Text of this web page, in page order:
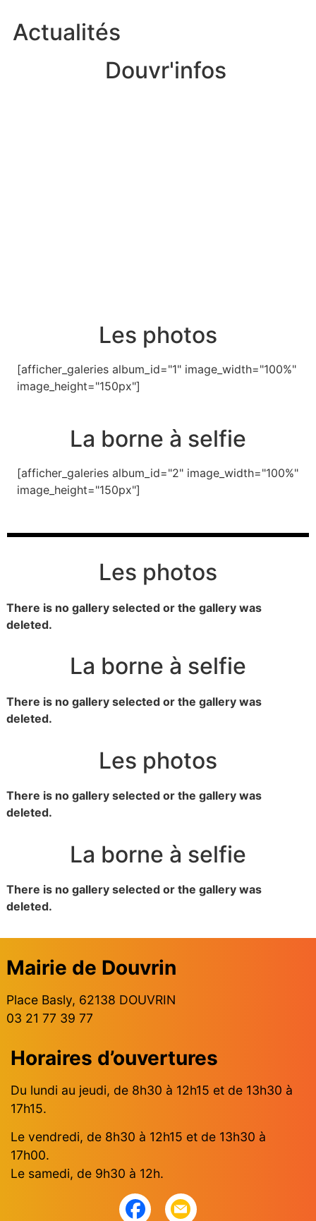
Actualités
Douvr'infos
Les photos
[afficher_galeries album_id="1" image_width="100%"
image_height="150px"]
La borne à selfie
[afficher_galeries album_id="2" image_width="100%"
image_height="150px"]
Les photos
There is no gallery selected or the gallery was
deleted.
La borne à selfie
There is no gallery selected or the gallery was
deleted.
Les photos
There is no gallery selected or the gallery was
deleted.
La borne à selfie
There is no gallery selected or the gallery was
deleted.
Mairie de Douvrin
Place Basly, 62138 DOUVRIN
03 21 77 39 77
Horaires d’ouvertures
Du lundi au jeudi, de 8h30 à 12h15 et de 13h30 à
17h15.
Le vendredi, de 8h30 à 12h15 et de 13h30 à
17h00.
Le samedi, de 9h30 à 12h.